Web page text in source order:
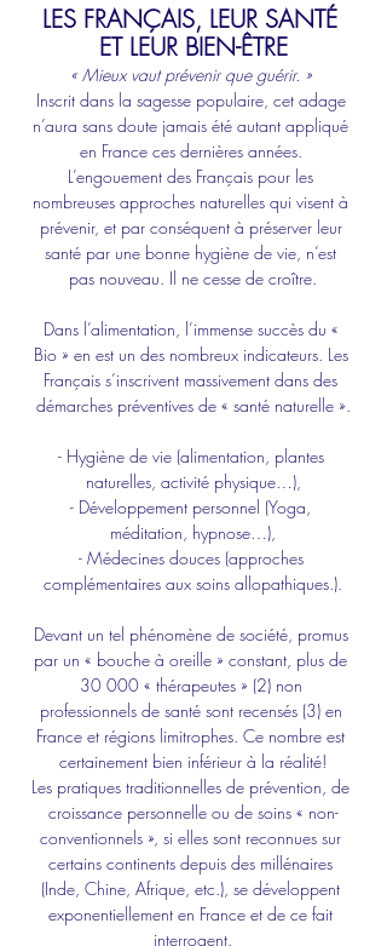
LES FRANÇAIS, LEUR SANTÉ
ET LEUR BIEN-ÊTRE
« Mieux vaut prévenir que guérir. »
Inscrit dans la sagesse populaire, cet adage
n’aura sans doute jamais été autant appliqué
en France ces dernières années.
L’engouement des Français pour les
nombreuses approches naturelles qui visent à
prévenir, et par conséquent à préserver leur
santé par une bonne hygiène de vie, n’est
pas nouveau. Il ne cesse de croître.
Dans l’alimentation, l’immense succès du «
Bio » en est un des nombreux indicateurs. Les
Français s’inscrivent massivement dans des
démarches préventives de « santé naturelle ».
- Hygiène de vie (alimentation, plantes
naturelles, activité physique…),
- Développement personnel (Yoga,
méditation, hypnose…),
- Médecines douces (approches
complémentaires aux soins allopathiques.).
Devant un tel phénomène de société, promus
par un « bouche à oreille » constant, plus de
30 000 « thérapeutes » (2) non
professionnels de santé sont recensés (3) en
France et régions limitrophes. Ce nombre est
certainement bien inférieur à la réalité!
Les pratiques traditionnelles de prévention, de
croissance personnelle ou de soins « non-
conventionnels », si elles sont reconnues sur
certains continents depuis des millénaires
(Inde, Chine, Afrique, etc.), se développent
exponentiellement en France et de ce fait
interrogent.